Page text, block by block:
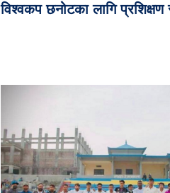
विश्वकप छनोटका लागि